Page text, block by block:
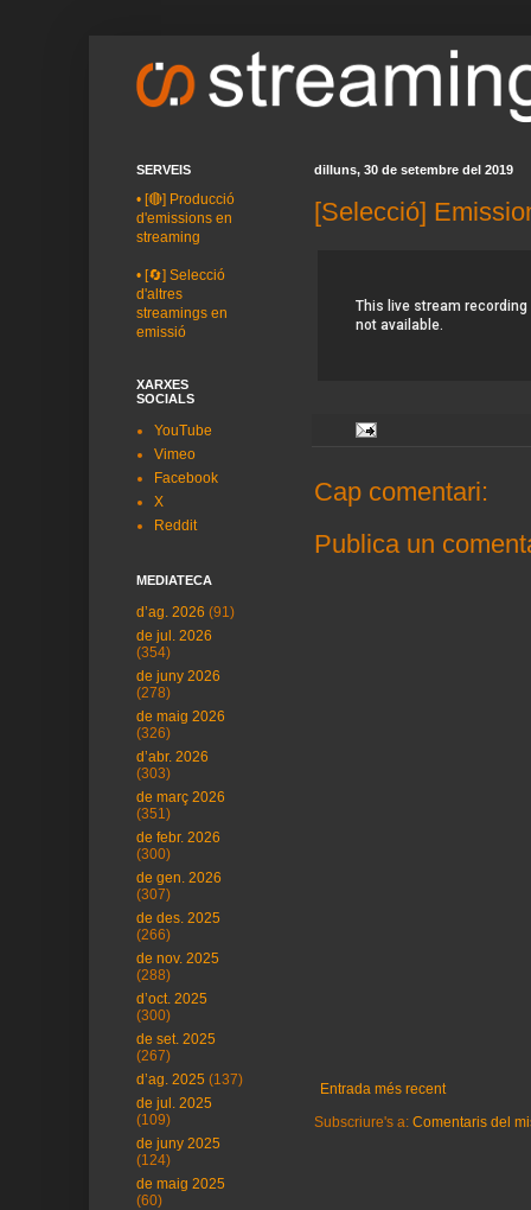
dilluns, 30 de setembre del 2019
[Selecció]
Cap comentari:
Publica un
Entrada més recent
Subscriure's a: Comentaris del
SERVEIS
• [🔴] Producció
d'emissions en
streaming
• [🔄] Selecció
d'altres
streamings en
emissió
XARXES
SOCIALS
YouTube
Vimeo
Facebook
X
Reddit
MEDIATECA
d’ag. 2026 (91)
de jul. 2026
(354)
de juny 2026
(278)
de maig 2026
(326)
d’abr. 2026
(303)
de març 2026
(351)
de febr. 2026
(300)
de gen. 2026
(307)
de des. 2025
(266)
de nov. 2025
(288)
d’oct. 2025
(300)
de set. 2025
(267)
d’ag. 2025 (137)
de jul. 2025
(109)
de juny 2025
(124)
de maig 2025
(60)